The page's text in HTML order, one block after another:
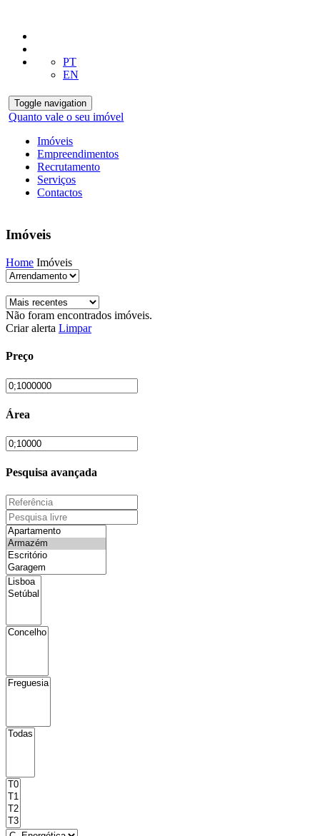
PT
EN
Toggle navigation
Quanto vale o seu imóvel
Imóveis
Empreendimentos
Recrutamento
Serviços
Contactos
Imóveis
Home Imóveis
Não foram encontrados imóveis.
Criar alerta Limpar
Preço
Área
Pesquisa avançada